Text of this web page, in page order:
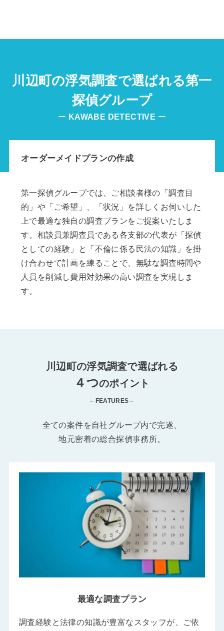
川辺町の浮気調査で選ばれる第一
探偵グループ
ー KAWABE DETECTIVE ー
オーダーメイドプランの作成
第一探偵グループでは、ご相談者様の「調査目
的」や「ご希望」、「状況」を詳しくお伺いした
上で最適な独自の調査プランをご提案いたしま
す。相談員兼調査員である各支部の代表が「探偵
としての経験」と「不倫に係る民法の知識」を掛
け合わせて計画を練ることで、無駄な調査時間や
人員を削減し費用対効果の高い調査を実現しま
す。
川辺町の浮気調査で選ばれる
４つのポイント
– FEATURES –
全ての案件を自社グループ内で完遂、
地元密着の総合探偵事務所。
最適な調査プラン
調査経験と法律の知識が豊富なスタッフが、ご依